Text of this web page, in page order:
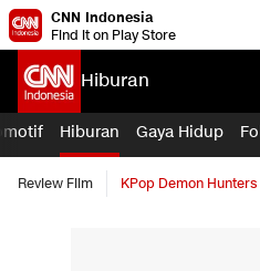
CNN Indonesia
Find it on Play Store
Hiburan
Hiburan Gaya Hidup
Review Film KPop Demon Hunters